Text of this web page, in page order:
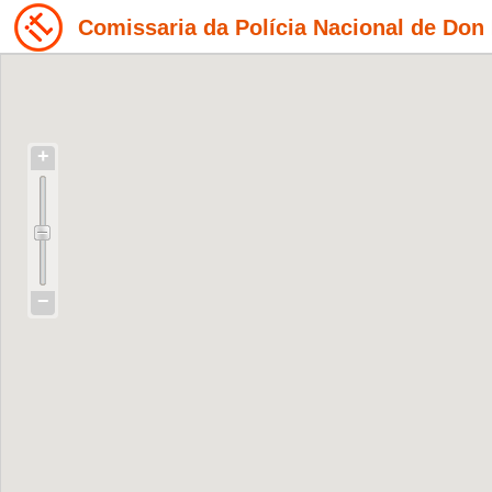
Comissaria da Polícia Nacional de Don
+
−